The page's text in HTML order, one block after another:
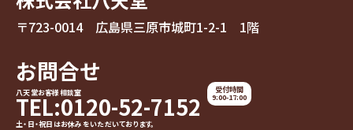
〒723-0014 広島県三原市城町1-2-1 1階
お問合せ
八天堂お客様相談室
TEL:0120-52-7152
土・日・祝日はお休みをいただいております。
受付時間
9:00-17:00